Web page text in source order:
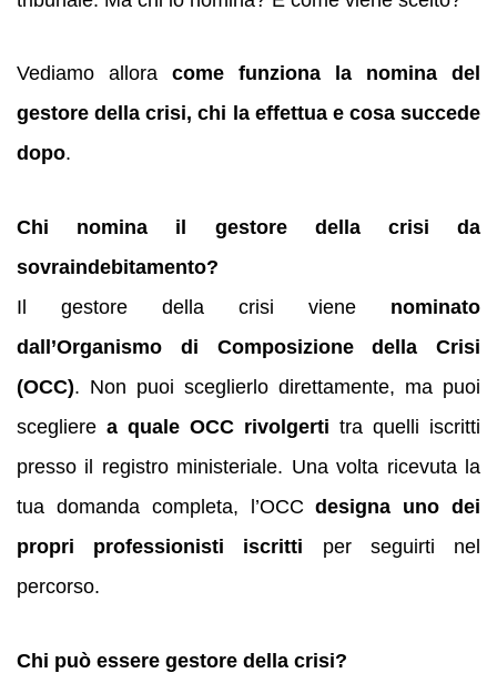
Vediamo allora come funziona la nomina del
gestore della crisi, chi la effettua e cosa succede
dopo.
Chi nomina il gestore della crisi da
sovraindebitamento?
Il gestore della crisi viene nominato
dall’Organismo di Composizione della Crisi
(OCC). Non puoi sceglierlo direttamente, ma puoi
scegliere a quale OCC rivolgerti tra quelli iscritti
presso il registro ministeriale. Una volta ricevuta la
tua domanda completa, l’OCCdesigna uno dei
propri professionisti iscritti per seguirti nel
percorso.
Chi può essere gestore della crisi?